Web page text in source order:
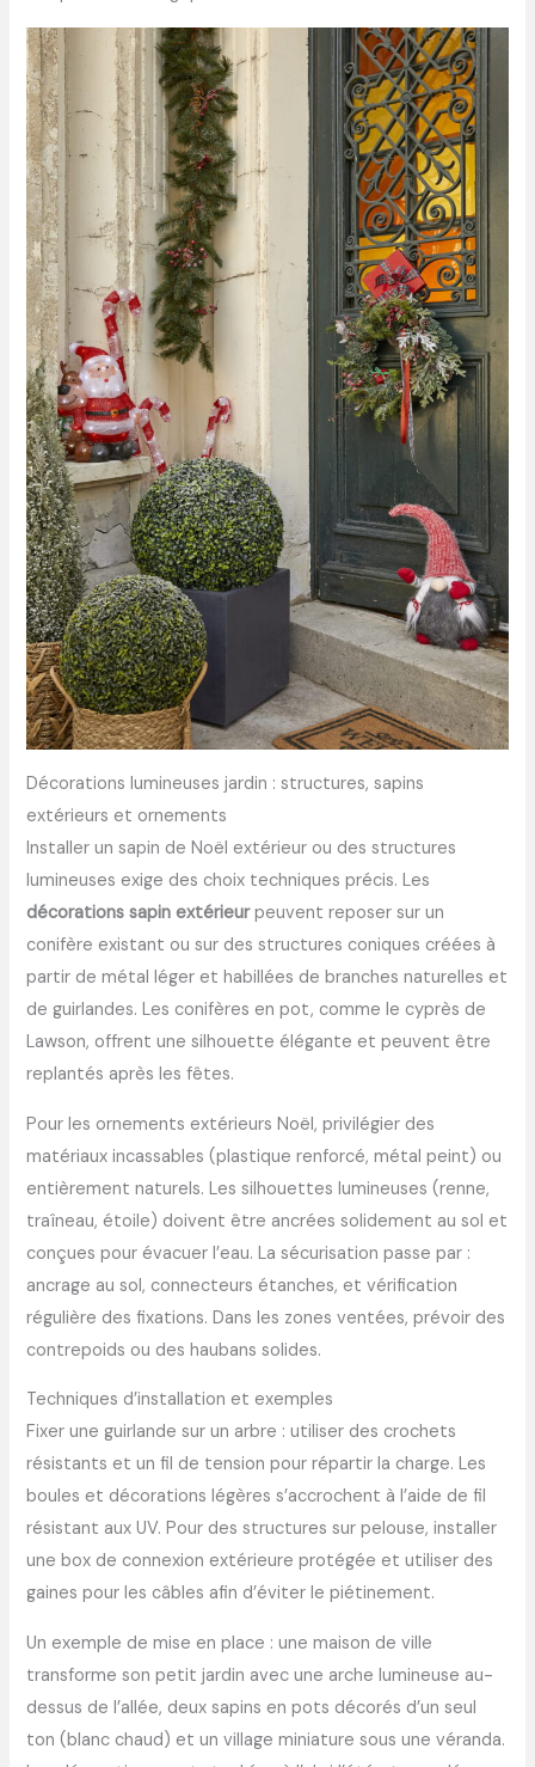
Décorations lumineuses jardin : structures, sapins
extérieurs et ornements
Installer un sapin de Noël extérieur ou des structures
lumineuses exige des choix techniques précis. Les
décorations sapin extérieurpeuvent reposer sur un
conifère existant ou sur des structures coniques créées à
partir de métal léger et habillées de branches naturelles et
de guirlandes. Les conifères en pot, comme le cyprès de
Lawson, offrent une silhouette élégante et peuvent être
replantés après les fêtes.
Pour les ornements extérieurs Noël, privilégier des
matériaux incassables (plastique renforcé, métal peint) ou
entièrement naturels. Les silhouettes lumineuses (renne,
traîneau, étoile) doivent être ancrées solidement au sol et
conçues pour évacuer l’eau. La sécurisation passe par :
ancrage au sol, connecteurs étanches, et vérification
régulière des fixations. Dans les zones ventées, prévoir des
contrepoids ou des haubans solides.
Techniques d’installation et exemples
Fixer une guirlande sur un arbre : utiliser des crochets
résistants et un fil de tension pour répartir la charge. Les
boules et décorations légères s’accrochent à l’aide de fil
résistant aux UV. Pour des structures sur pelouse, installer
une box de connexion extérieure protégée et utiliser des
gaines pour les câbles afin d’éviter le piétinement.
Un exemple de mise en place : une maison de ville
transforme son petit jardin avec une arche lumineuse au-
dessus de l’allée, deux sapins en pots décorés d’un seul
ton (blanc chaud) et un village miniature sous une véranda.